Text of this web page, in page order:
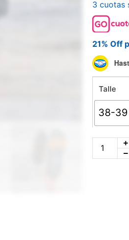
3 cuotas
21% Off
Talle
38-39
Nike
Air
Max
95
Gris
y
Naranja